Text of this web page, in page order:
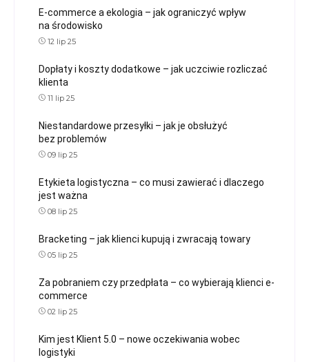
E-commerce a ekologia – jak ograniczyć wpływ
na środowisko
12 lip 25
Dopłaty i koszty dodatkowe – jak uczciwie rozliczać
klienta
11 lip 25
Niestandardowe przesyłki – jak je obsłużyć
bez problemów
09 lip 25
Etykieta logistyczna – co musi zawierać i dlaczego
jest ważna
08 lip 25
Bracketing – jak klienci kupują i zwracają towary
05 lip 25
Za pobraniem czy przedpłata – co wybierają klienci e-
commerce
02 lip 25
Kim jest Klient 5.0 – nowe oczekiwania wobec
logistyki